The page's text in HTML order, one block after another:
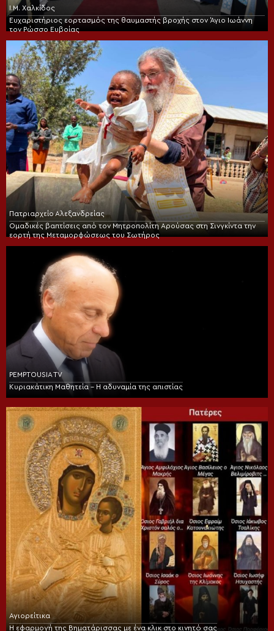
Ι.Μ. Χαλκίδος
Ευχαριστήριος εορτασμός της θαυμαστής βροχής στον Άγιο Ιωάννη
τον Ρώσσο Ευβοίας
Πατριαρχείο Αλεξανδρείας
Ομαδικές βαπτίσεις από τον Μητροπολίτη Αρούσας στη Σινγκίντα την
εορτή της Μεταμορφώσεως του Σωτήρος
PEMPTOUSIA TV
Κυριακάτικη Μαθητεία – Η αδυναμία της απιστίας
Αγιορείτικα
Η εφαρμογή της Βηματάρισσας με ένα κλικ στο κινητό σας